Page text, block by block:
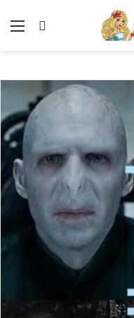
Меню